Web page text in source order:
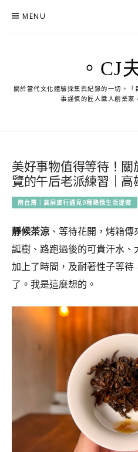
MENU
。CJ
關於當代文化體驗採集與紀錄的一切。
事謹慎的匠人職人創業家
美好事物值得等待！
覽的午后老派練習｜高
南台灣｜高屏旅行遇見9種熱情生活提案
靜候茶涼 、等待花開，烤箱
誕樹、路跑過後的可貴汗水
加上了時間，及耐著性子等
了。我是這麼想的。